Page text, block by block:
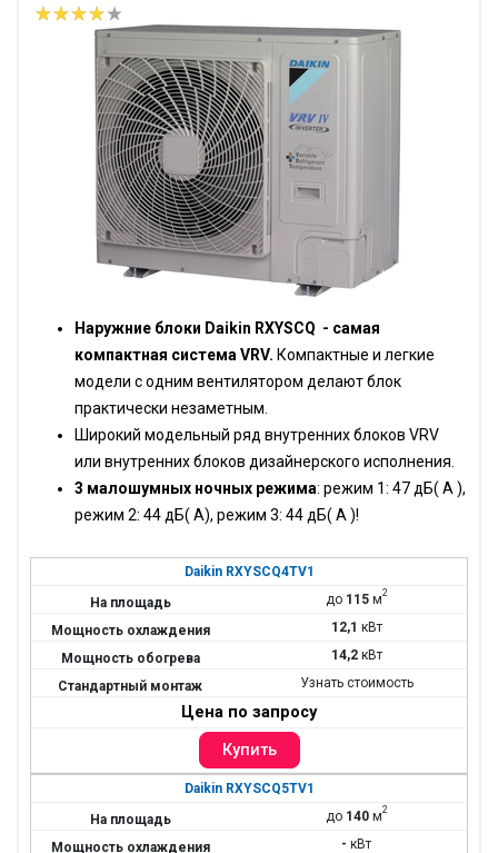
Наружние блоки Daikin RXYSCQ - самая
компактная система VRV. Компактные и легкие
модели с одним вентилятором делают блок
практически незаметным.
Широкий модельный ряд внутренних блоков VRV
или внутренних блоков дизайнерского исполнения.
3 малошумных ночных режима: режим 1: 47 дБ( А ),
режим 2: 44 дБ( А), режим 3: 44 дБ( А )!
Daikin RXYSCQ4TV1
до 115м2
12,1 кВт
14,2кВт
Узнать стоимость
Цена по запросу
Daikin RXYSCQ5TV1
до 140м2
- кВт